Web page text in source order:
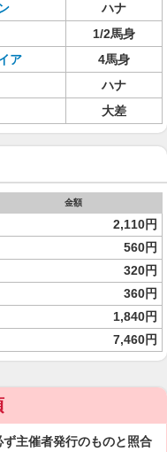
ハナ
1/2馬身
ア
4馬身
ハナ
大差
金額
2,110円
560円
320円
360円
1,840円
7,460円
主催者発行のものと照合